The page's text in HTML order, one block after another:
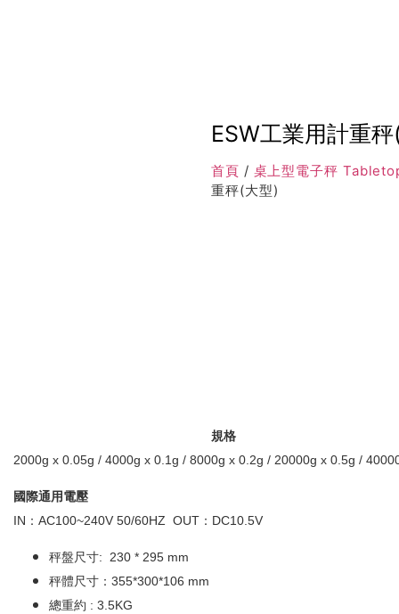
ESW工業用計重
首頁 / 桌上型電子秤
重秤(大型)
規格
2000g x 0.05g / 4000g x 0.1g / 8000g x 0.2g / 20000g x 0.5g /
國際通用電壓
IN：AC100~240V 50/60HZ OUT：DC10.5V
秤盤尺寸: 230 * 295 mm
秤體尺寸：355*300*106 mm
總重約 : 3.5KG